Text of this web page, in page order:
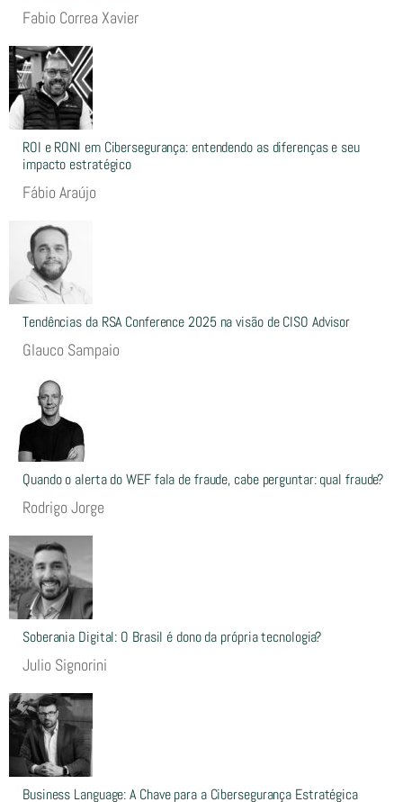
Fabio Correa Xavier
ROI e RONI em Cibersegurança: entendendo as diferenças e seu
impacto estratégico
Fábio Araújo
Tendências da RSA Conference 2025 na visão de CISO Advisor
Glauco Sampaio
Quando o alerta do WEF fala de fraude, cabe perguntar: qual fraude?
Rodrigo Jorge
Soberania Digital: O Brasil é dono da própria tecnologia?
Julio Signorini
Business Language: A Chave para a Cibersegurança Estratégica